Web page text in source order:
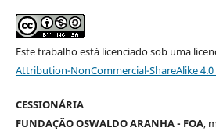
Este trabalho está licenciado sob uma
Attribution-NonCommercial-ShareAlike
CESSIONÁRIA
FUNDAÇÃO OSWALDO ARANHA - FOA,